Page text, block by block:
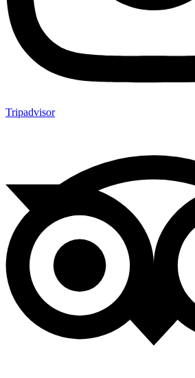
Tripadvisor